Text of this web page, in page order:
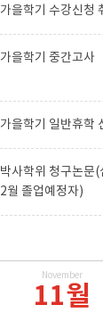
가을학기 수강신청
가을학기 중간고사
가을학기 일반휴학
박사학위 청구논문
2월 졸업예정자)
11월
November